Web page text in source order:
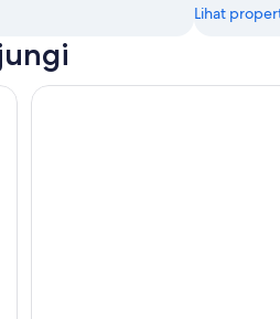
Lihat
Al-Khazneh